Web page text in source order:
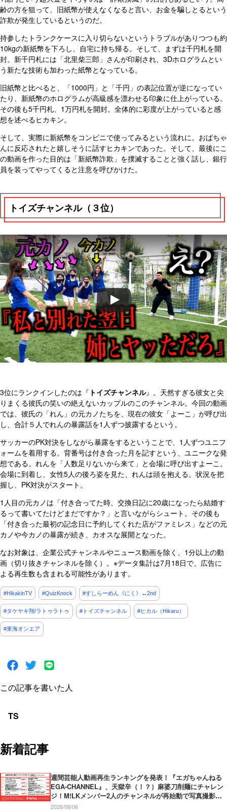
齢の方を狙って、旧紙幣が使えなくなると言い、お金を騙しとるという
詐欺が発生しているというのだ。
持参したトランクケースに入り切らないというトラブルがありつつも約
10kgの新紙幣を下ろし、自宅に持ち帰る。そして、まずは千円札を開
封。新千円札には「北里柴三郎」さんが印刷され、3Dホログラムとい
う新たな技術も加わった紙幣となっている。
旧紙幣と比べると、「1000円」と「千円」の表記位置が逆になってい
たり、新紙幣のホログラムが高級感を漂わせる印象に仕上がっている。
その後も5千円札、1万円札を開封。全体的に彩度が上がっていると感
想を述べるヒカキン。
そして、実際に新紙幣をコンビニで使ってみるという流れに。おばちゃ
んに反応されたと嬉しそうに話すヒカキンであった。そして、最後にこ
の動画を作った目的は「新紙幣詐欺」を撲滅することと強く話し、銀行
員を装ってやってくると注意を呼びかけた。
トイズチャンネル（３位）
3位にランクインしたのは『 トイズチャンネル』。天然すぎる彼女と尖
りまくる彼氏の笑いの絶えないカップルのこのチャンネル。今回の動画
では、彼氏の「れん」の元カノたちを、現在の彼女「よーこ」が呼び出
し、合計５人でれんの暴露話を1人ずつ披露するという。
サッカーのPK対決をしながら暴露をするということで、1人ずつユニフ
ォームを着用する。背番号は付き合った月を記すという、ユニークな発
想である。れんを「人数足りないから来て」と会場に呼び出すよーこ。
会場に到着し、女性5人の後ろ姿を見た、れんは頭を抱える。状況を把
握し、PK対決がスタート。
1人目の元カノは「付き合ってた時、交換日記に20歳になったら結婚す
るって書いてたけどまだですか？」と言いながらシュート。その後も
「付き合った最初の記念日に予約してくれた店がファミレス」などの元
カノや今カノの暴露が続き、カオスな展開となった。
なお対象は、企業公式チャンネルやニュース動画を除く、1分以上の動
画（切り抜きチャンネルを除く）。※データ集計は7月18日で、広告に
よる再生数も含まれる可能性があります。
#HikakinTV #QuizKnock #すしらーめん《にく》←2nd
#タケヤキ翔/ラトゥラトゥ #トイズチャンネル #ヒカル（Hikaru）
#東海オンエア
この記事を書いた人
TS
新着記事
週間芸能人動画再生ランキングを発表！『エガちゃんねる
EGA-CHANNEL』、天獄辛（！？）麻婆刀削麺にチャレン
ジ！M!LKメンバー2人のチャンネルが再始動で写真撮影！
『中田敦彦のYouTube大学 – NAKATA UNIVERSITY』、日
2026/08/06